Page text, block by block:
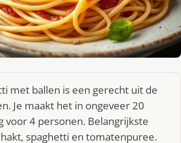
met ballen is een gerecht uit de
Je maakt het in ongeveer 20
voor 4 personen. Belangrijkste
spaghetti en tomatenpuree.